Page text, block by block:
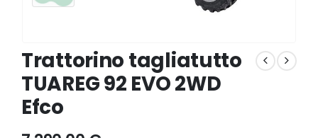
Trattorino tagliatutto
TUAREG 92 EVO 2WD
Efco